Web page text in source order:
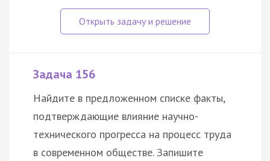
Задача 156
Найдите в предложенном списке факты,
подтверждающие влияние научно-
технического прогресса на процесс труда
в современном обществе. Запишите